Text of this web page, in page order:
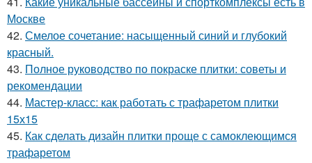
Москве
42. Смелое сочетание: насыщенный синий и глубокий
красный.
43. Полное руководство по покраске плитки: советы и
рекомендации
44. Мастер-класс: как работать с трафаретом плитки
15х15
45. Как сделать дизайн плитки проще с самоклеющимся
трафаретом